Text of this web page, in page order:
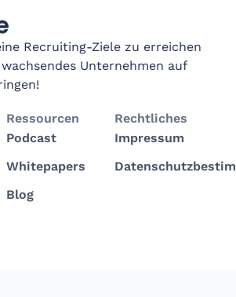
Recruiting-Ziele zu erreichen
Unternehmen auf
Ressourcen
Podcast
Whitepapers
Blog
Rechtliches
Impressum